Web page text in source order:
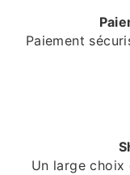
Paiement
Un large